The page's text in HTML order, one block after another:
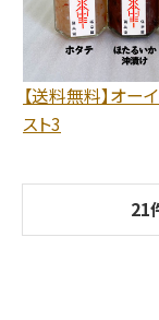
【送料無料】オー
スト3
21